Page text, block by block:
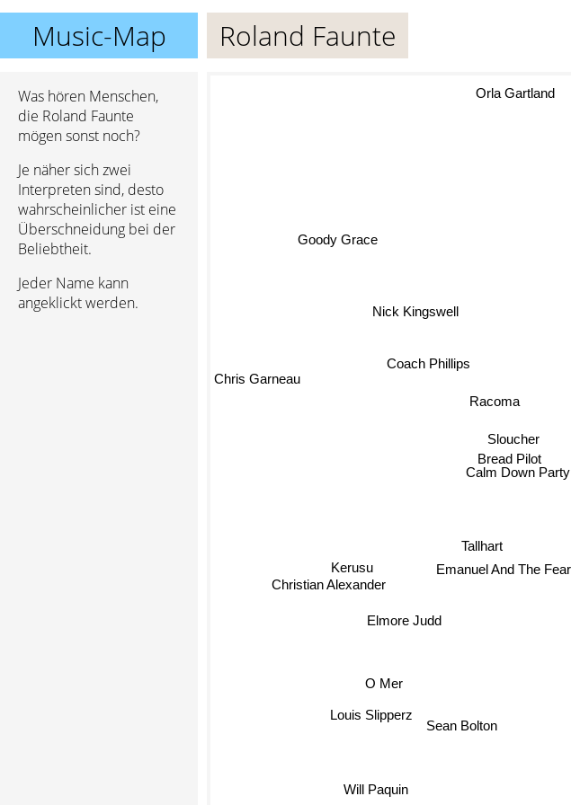
Music-Map Roland Faunte
Was hören Menschen,
die Roland Faunte
mögen sonst noch?
Je näher sich zwei
Interpreten sind, desto
wahrscheinlicher ist eine
Überschneidung bei der
Beliebtheit.
Jeder Name kann
angeklickt werden.
Bread Pilot
Racoma
Calm Down Party
Sloucher
Emanuel And The Fear
Tallhart
Elmore Judd
Kerusu
Sean Bolton
Coach Phillips
Christian Alexander
O Mer
Orla Gartland
Goody Grace
Nick Kingswell
Will Paquin
Louis Slipperz
Chris Garneau